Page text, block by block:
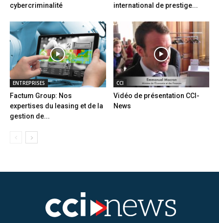
cybercriminalité
international de prestige...
ENTREPRISES
Factum Group: Nos
expertises du leasing et de la
gestion de...
CCI
Vidéo de présentation CCI-
News